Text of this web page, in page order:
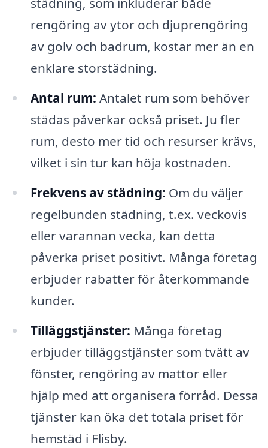
rengöring av ytor och djuprengöring
av golv och badrum, kostar mer än en
enklare storstädning.
Antal rum: Antalet rum som behöver
städas påverkar också priset. Ju fler
rum, desto mer tid och resurser krävs,
vilket i sin tur kan höja kostnaden.
Frekvens av städning: Om du väljer
regelbunden städning, t.ex. veckovis
eller varannan vecka, kan detta
påverka priset positivt. Många företag
erbjuder rabatter för återkommande
kunder.
Tilläggstjänster: Många företag
erbjuder tilläggstjänster som tvätt av
fönster, rengöring av mattor eller
hjälp med att organisera förråd. Dessa
tjänster kan öka det totala priset för
hemstäd i Flisby.